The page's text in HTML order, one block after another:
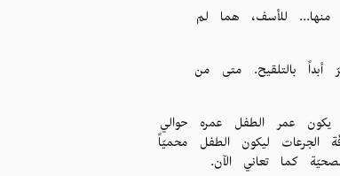
منها... للأسف، هما لم
بالتلقيح. متى من
يكون عمر الطفل عمره حوالي
ليكون الطفل محميّاً
كما تعاني الآن.